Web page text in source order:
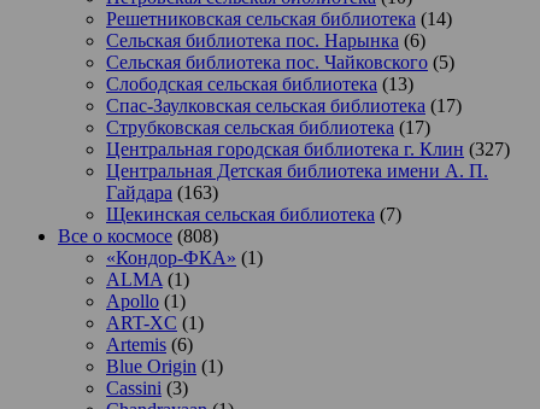
Решетниковская сельская библиотека (14)
Сельская библиотека пос. Нарынка (6)
Сельская библиотека пос. Чайковского (5)
Слободская сельская библиотека (13)
Спас-Заулковская сельская библиотека (17)
Струбковская сельская библиотека (17)
Центральная городская библиотека г. Клин (327)
Центральная Детская библиотека имени А. П.
Гайдара (163)
Щекинская сельская библиотека (7)
Все о космосе (808)
«Кондор-ФКА» (1)
ALMA (1)
Apollo (1)
ART-XC (1)
Artemis (6)
Blue Origin (1)
Cassini (3)